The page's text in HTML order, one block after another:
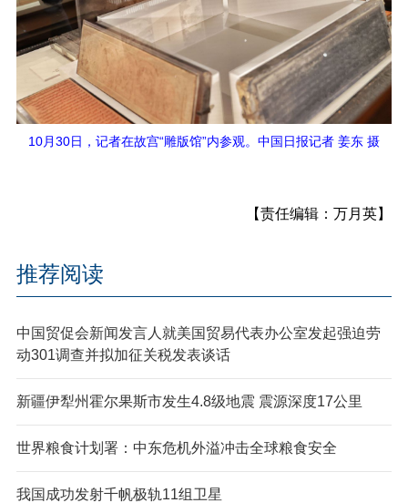
10月30日，记者在故宫“雕版馆”内参观。中国日报记者 姜东 摄
【责任编辑：万月英】
推荐阅读
中国贸促会新闻发言人就美国贸易代表办公室发起强迫劳
动301调查并拟加征关税发表谈话
新疆伊犁州霍尔果斯市发生4.8级地震 震源深度17公里
世界粮食计划署：中东危机外溢冲击全球粮食安全
我国成功发射千帆极轨11组卫星